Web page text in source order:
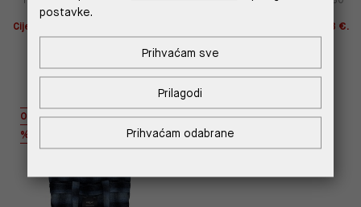
dana83,40 €
Cijena s -10% u košarici 62,55 €.
Štediš 6,95 €!
Cijena s -10% u košarici 39,38 €.
Štediš 4,38 €!
OUTLET
%
postavke.
Prihvaćam odabrane
Prilagodi
Prihvaćam sve